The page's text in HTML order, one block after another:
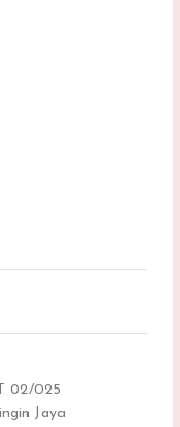
02/025
Jaya